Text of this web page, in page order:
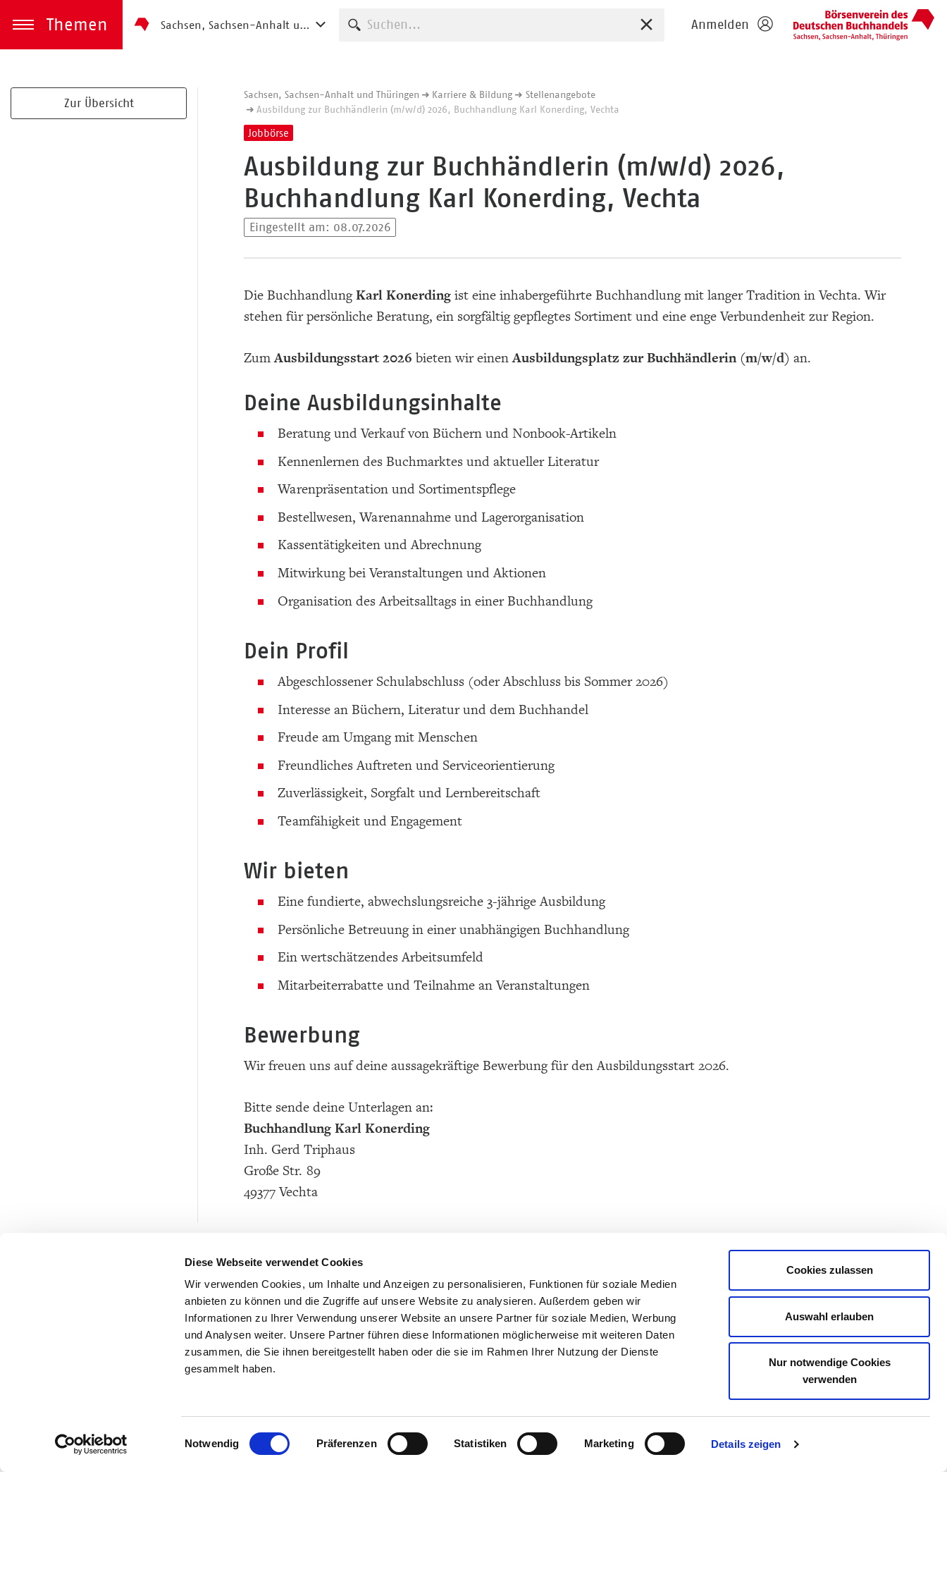
Diese Webseite verwendet Cookies
Wir verwenden Cookies, um Inhalte und Anzeigen zu personalisieren, Funktionen für soziale Medien
anbieten zu können und die Zugriffe auf unsere Website zu analysieren. Außerdem geben wir
Informationen zu Ihrer Verwendung unserer Website an unsere Partner für soziale Medien, Werbung
und Analysen weiter. Unsere Partner führen diese Informationen möglicherweise mit weiteren Daten
zusammen, die Sie ihnen bereitgestellt haben oder die sie im Rahmen Ihrer Nutzung der Dienste
gesammelt haben.
Einwilligungsauswahl
Notwendig Präferenzen Statistiken Marketing Details zeigen
Cookies zulassen
Auswahl erlauben
Nur notwendige Cookies
verwenden
zum Inhalt springen
Themen
Menü öffnen
Sachsen, Sachsen-Anhalt und Thüringen Suche starten Sucheingabe zurücksetzen
Anmelden
Sachsen, Sachsen-Anhalt und Thüringen Karriere & Bildung
Stellenangebote
Ausbildung zur Buchhändlerin (m/w/d) 2026, Buchhandlung Karl Konerding, Vechta
Jobbörse
Ausbildung zur Buchhändlerin (m/w/d) 2026,
Buchhandlung Karl Konerding, Vechta
Eingestellt am: 08.07.2026
Die BuchhandlungKarl Konerdingist eine inhabergeführte Buchhandlung mit langer Tradition in Vechta. Wir
stehen für persönliche Beratung, ein sorgfältig gepflegtes Sortiment und eine enge Verbundenheit zur Region.
ZumAusbildungsstart 2026 bieten wir einenAusbildungsplatz zur Buchhändlerin (m/w/d) an.
Deine Ausbildungsinhalte
Beratung und Verkauf von Büchern und Nonbook-Artikeln
Kennenlernen des Buchmarktes und aktueller Literatur
Warenpräsentation und Sortimentspflege
Bestellwesen, Warenannahme und Lagerorganisation
Kassentätigkeiten und Abrechnung
Mitwirkung bei Veranstaltungen und Aktionen
Organisation des Arbeitsalltags in einer Buchhandlung
Dein Profil
Abgeschlossener Schulabschluss (oder Abschluss bis Sommer 2026)
Interesse an Büchern, Literatur und dem Buchhandel
Freude am Umgang mit Menschen
Freundliches Auftreten und Serviceorientierung
Zuverlässigkeit, Sorgfalt und Lernbereitschaft
Teamfähigkeit und Engagement
Wir bieten
Eine fundierte, abwechslungsreiche 3-jährige Ausbildung
Persönliche Betreuung in einer unabhängigen Buchhandlung
Ein wertschätzendes Arbeitsumfeld
Mitarbeiterrabatte und Teilnahme an Veranstaltungen
Bewerbung
Wir freuen uns auf deine aussagekräftige Bewerbung für den Ausbildungsstart 2026.
Bitte sende deine Unterlagen an:
Buchhandlung Karl Konerding
Inh. Gerd Triphaus
Große Str. 89
49377 Vechta
Zur Übersicht